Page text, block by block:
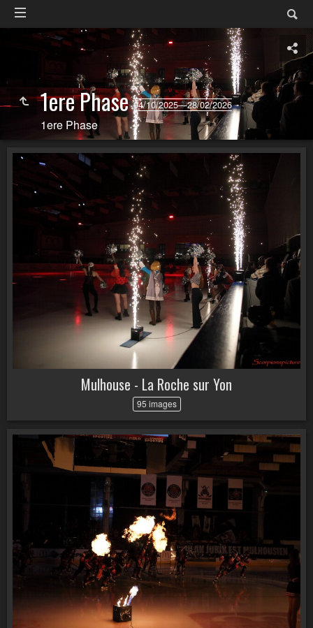
1ere Phase04/10/2025—28/02/2026
1ere Phase
Mulhouse - La Roche sur Yon
95 images